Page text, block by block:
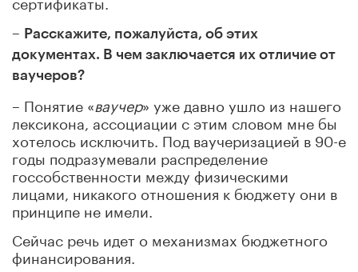
– Расскажите, пожалуйста, об этих
документах. В чем заключается их отличие от
ваучеров?
– Понятие «ваучер» уже давно ушло из нашего
лексикона, ассоциации с этим словом мне бы
хотелось исключить. Под ваучеризацией в 90-е
годы подразумевали распределение
госсобственности между физическими
лицами, никакого отношения к бюджету они в
принципе не имели.
Сейчас речь идет о механизмах бюджетного
финансирования.